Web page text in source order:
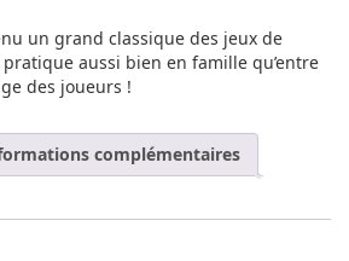
un grand classique des jeux de
pratique aussi bien en famille qu’entre
des joueurs !
complémentaires